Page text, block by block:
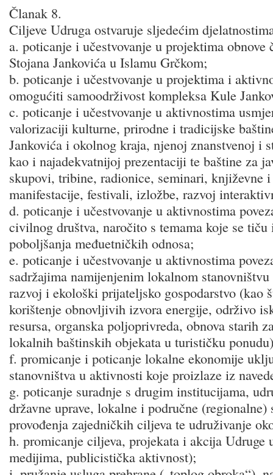
Članak 8.
Ciljeve Udruga ostvaruje sljedećim
a. poticanje i učestvovanje u projektima
Stojana Jankovića u Islamu Grčkom;
b. poticanje i učestvovanje u projektima i
omogućiti samoodrživost kompleksa Kule
c. poticanje i učestvovanje u aktivnostima
valorizaciji kulturne, prirodne i tradicijske
Jankovića i okolnog kraja, njenoj znanstvenoj i
kao i najadekvatnijoj prezentaciji te baštine za
skupovi, tribine, radionice, seminari, književne i
manifestacije, festivali, izložbe, razvoj
d. poticanje i učestvovanje u aktivnostima
civilnog društva, naročito s temama koje se
poboljšanja međuetničkih odnosa;
e. poticanje i učestvovanje u aktivnostima
sadržajima namijenjenim lokalnom
razvoj i ekološki prijateljsko gospodarstvo (kao
korištenje obnovljivih izvora energije, održivo
resursa, organska poljoprivreda, obnova starih
lokalnih baštinskih objekata u turističku
f. promicanje i poticanje lokalne ekonomije
stanovništva u aktivnosti koje proizlaze iz
g. poticanje suradnje s drugim institucijama,
državne uprave, lokalne i područne (regionalne)
provođenja zajedničkih ciljeva te udruživanje
h. promicanje ciljeva, projekata i akcija Udruge
medijima, publicistička aktivnost);